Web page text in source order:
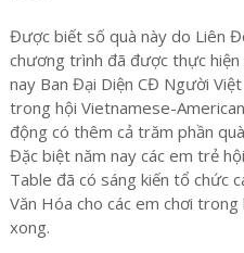
Được biết số quà này do Liên
chương trình đã được thực
nay Ban Đại Diện CĐ Người
trong hội Vietnamese-
động có thêm cả trăm phần
Đặc biệt năm nay các em trẻ
Table đã có sáng kiến tổ chức
Văn Hóa cho các em chơi trong
xong.